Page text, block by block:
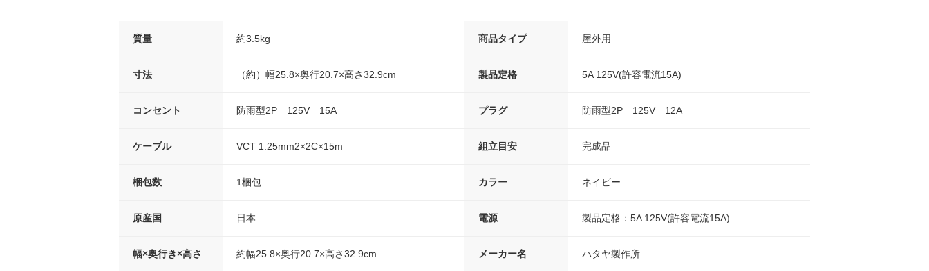
質量 約3.5kg 商品タイプ 屋外用
寸法 （約）幅25.8×奥行20.7×高さ32.9cm 製品定格 5A 125V(許容電流15A)
コンセント 防雨型2P 125V 15A プラグ 防雨型2P 125V 12A
ケーブル VCT 1.25mm2×2C×15m 組立目安 完成品
梱包数 1梱包 カラー ネイビー
原産国 日本 電源 製品定格：5A 125V(許容電流15A)
幅×奥行き×高さ 約幅25.8×奥行20.7×高さ32.9cm メーカー名 ハタヤ製作所